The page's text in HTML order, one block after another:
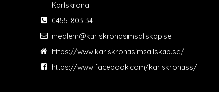
Karlskrona
0455-803 34
medlem@karlskronasimsallskap.se
https://www.karlskronasimsallskap.se/
https://www.facebook.com/karlskronass/